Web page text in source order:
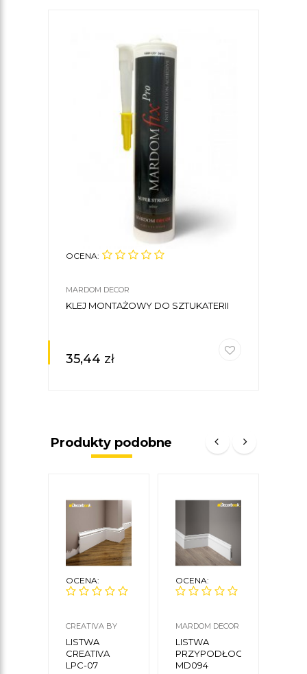
OCENA:
MARDOM DECOR
KLEJ MONTAŻOWY DO SZTUKATERII
35,44 zł
Produkty podobne
OCENA:
CREATIVA BY
CEZAR
LISTWA
CREATIVA
LPC-07
OCENA:
MARDOM DECOR
LISTWA
PRZYPODŁOGOWA
MD094